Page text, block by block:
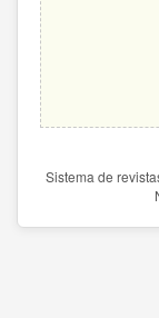
Sistema de